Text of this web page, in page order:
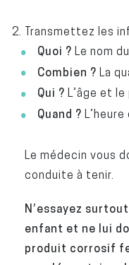
Transmettez les
Quoi ?
Le nom
Combien ?
La
Qui ?
L’âge et
Quand ?
Le médecin vous
conduite à tenir.
N’essayez
enfant et ne lui
produit corrosif